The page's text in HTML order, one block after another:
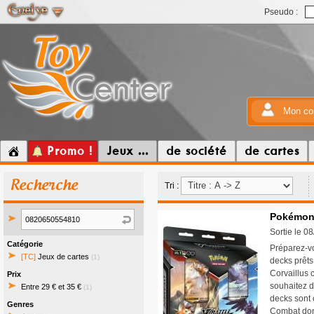
Pseudo :
Mon
Promo ! Jeux ... de société de cartes
Recherche
Catégorie
[TC] Jeux de cartes (1)
Prix
Entre 29 € et 35 € (1)
Genres
Tri :
Sortie le
Préparez-
decks
Corvaillus
souhaitez
decks sont
Combat